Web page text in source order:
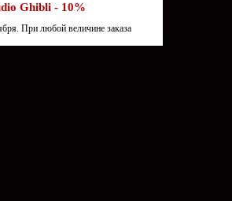
Ghibli - 10%
При любой величине заказа